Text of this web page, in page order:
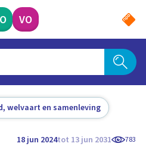
VO
welvaart en samenleving
18 jun 2024tot 13 jun 2031 783